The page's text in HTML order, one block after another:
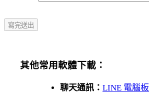
其他常用軟體下載：
聊天通訊： LINE 電腦板